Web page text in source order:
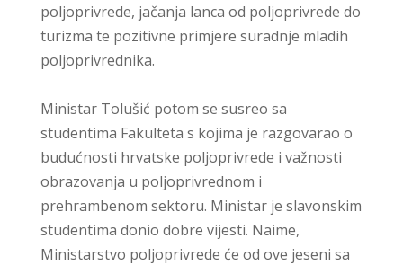
poljoprivrede, jačanja lanca od poljoprivrede do
turizma te pozitivne primjere suradnje mladih
poljoprivrednika.
Ministar Tolušić potom se susreo sa
studentima Fakulteta s kojima je razgovarao o
budućnosti hrvatske poljoprivrede i važnosti
obrazovanja u poljoprivrednom i
prehrambenom sektoru. Ministar je slavonskim
studentima donio dobre vijesti. Naime,
Ministarstvo poljoprivrede će od ove jeseni sa